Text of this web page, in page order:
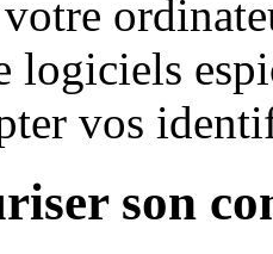
logiciels
vos
son